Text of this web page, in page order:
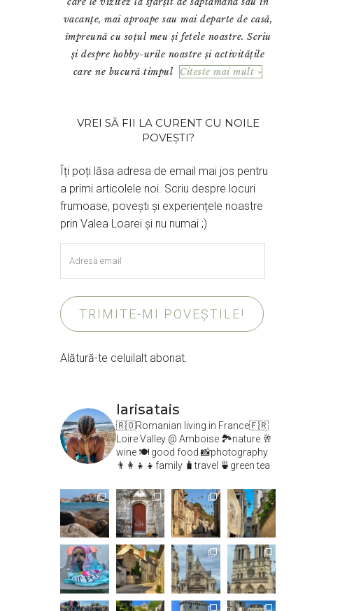
vacanțe, mai aproape sau mai departe de casă,
împreună cu soțul meu și fetele noastre. Scriu
și despre hobby-urile noastre și activitățile
care ne bucură timpul Citeste mai mult »
VREI SĂ FII LA CURENT CU NOILE
POVEȘTI?
Îți poți lăsa adresa de email mai jos pentru
a primi articolele noi. Scriu despre locuri
frumoase, povești și experiențele noastre
prin Valea Loarei și nu numai ;)
email
TRIMITE-MI POVEȘTILE!
Alătură-te celuilalt abonat.
larisatais
🇷🇴Romanian living in France🇫🇷
Loire Valley @ Amboise 🏞️nature 🥂
wine 🍽 good food 📸photography
👨‍👩‍👧‍👧family 🧳travel 🍵green tea